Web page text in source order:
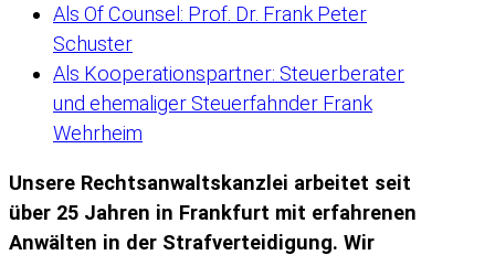
Als Of Counsel: Prof. Dr. Frank Peter
Schuster
Als Kooperationspartner: Steuerberater
und ehemaliger Steuerfahnder Frank
Wehrheim
Unsere Rechtsanwaltskanzlei arbeitet seit
über 25 Jahren in Frankfurt mit erfahrenen
Anwälten in der Strafverteidigung. Wir